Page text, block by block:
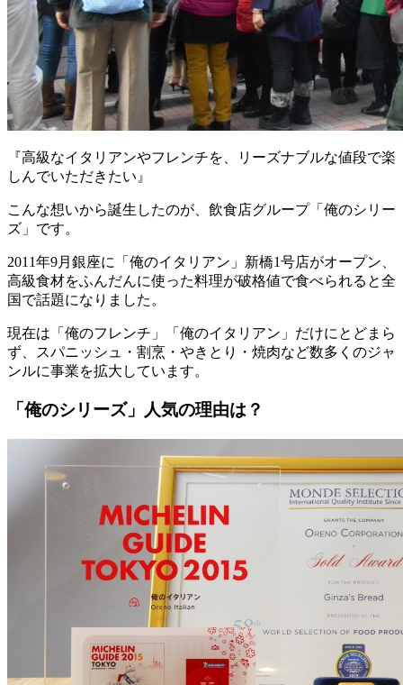
『高級なイタリアンやフレンチを、リーズナブルな値段で楽
しんでいただきたい』
こんな想いから誕生したのが、飲食店グループ「俺のシリー
ズ」です。
2011年9月銀座に「俺のイタリアン」新橋1号店がオープン、
高級食材をふんだんに使った料理が破格値で食べられると全
国で話題になりました。
現在は「俺のフレンチ」「俺のイタリアン」だけにとどまら
ず、スパニッシュ・割烹・やきとり・焼肉など数多くのジャ
ンルに事業を拡大しています。
「俺のシリーズ」人気の理由は？